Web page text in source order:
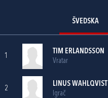
ŠVEDSKA
1
TIM ERLANDSSON
Vratar
2
LINUS WAHLQVIST
Igrač